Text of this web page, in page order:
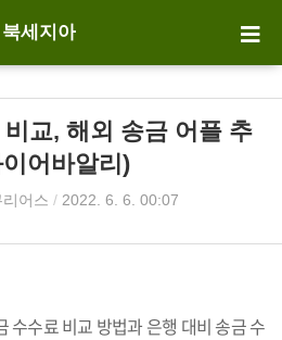
북세지아
교, 해외 송금 어플 추
어바알리)
리어스 / 2022. 6. 6. 00:07
수수료 비교 방법과 은행 대비 송금 수